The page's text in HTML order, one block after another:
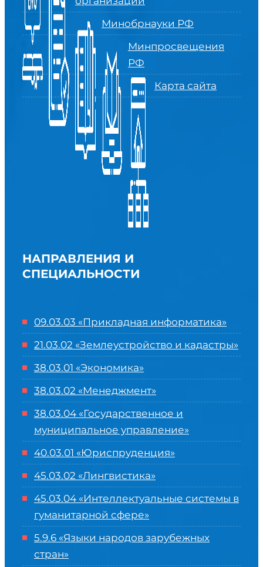
Минобрнауки РФ
Минпросвещения
РФ
Карта сайта
НАПРАВЛЕНИЯ И
СПЕЦИАЛЬНОСТИ
09.03.03 «Прикладная информатика»
21.03.02 «Землеустройство и кадастры»
38.03.01 «Экономика»
38.03.02 «Менеджмент»
38.03.04 «Государственное и
муниципальное управление»
40.03.01 «Юриспруденция»
45.03.02 «Лингвистика»
45.03.04 «Интеллектуальные системы в
гуманитарной сфере»
5.9.6 «Языки народов зарубежных
стран»